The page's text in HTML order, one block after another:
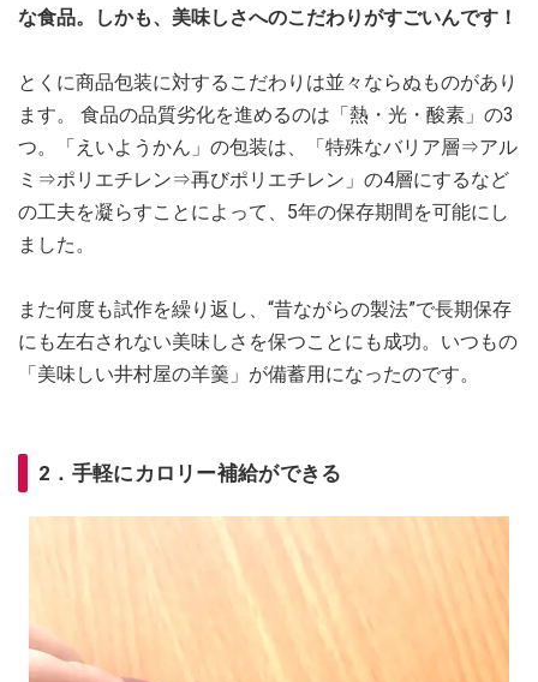
な食品。しかも、美味しさへのこだわりがすごいんです！
とくに商品包装に対するこだわりは並々ならぬものがあり
ます。 食品の品質劣化を進めるのは「熱・光・酸素」の3
つ。「えいようかん」の包装は、「特殊なバリア層⇒アル
ミ⇒ポリエチレン⇒再びポリエチレン」の4層にするなど
の工夫を凝らすことによって、5年の保存期間を可能にし
ました。
また何度も試作を繰り返し、“昔ながらの製法”で長期保存
にも左右されない美味しさを保つことにも成功。いつもの
「美味しい井村屋の羊羹」が備蓄用になったのです。
2．手軽にカロリー補給ができる